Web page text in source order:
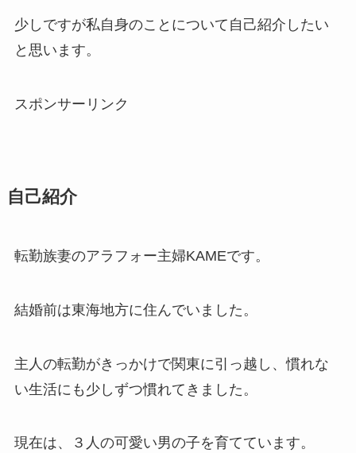
少しですが私自身のことについて自己紹介したい
と思います。
スポンサーリンク
自己紹介
転勤族妻のアラフォー主婦KAMEです。
結婚前は東海地方に住んでいました。
主人の転勤がきっかけで関東に引っ越し、慣れな
い生活にも少しずつ慣れてきました。
現在は、３人の可愛い男の子を育てています。